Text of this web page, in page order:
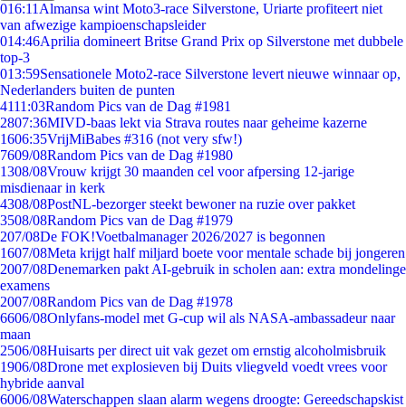
016:11 Almansa wint Moto3-race Silverstone, Uriarte profiteert niet
van afwezige kampioenschapsleider
014:46Aprilia domineert Britse Grand Prix op Silverstone met dubbele
top-3
013:59Sensationele Moto2-race Silverstone levert nieuwe winnaar op,
Nederlanders buiten de punten
4111:03Random Pics van de Dag #1981
2807:36MIVD-baas lekt via Strava routes naar geheime kazerne
1606:35VrijMiBabes #316 (not very sfw!)
7609/08Random Pics van de Dag #1980
1308/08Vrouw krijgt 30 maanden cel voor afpersing 12-jarige
misdienaar in kerk
4308/08PostNL-bezorger steekt bewoner na ruzie over pakket
3508/08Random Pics van de Dag #1979
207/08De FOK!Voetbalmanager 2026/2027 is begonnen
1607/08Meta krijgt half miljard boete voor mentale schade bij jongeren
2007/08Denemarken pakt AI-gebruik in scholen aan: extra mondelinge
examens
2007/08Random Pics van de Dag #1978
6606/08Onlyfans-model met G-cup wil als NASA-ambassadeur naar
maan
2506/08Huisarts per direct uit vak gezet om ernstig alcoholmisbruik
1906/08Drone met explosieven bij Duits vliegveld voedt vrees voor
hybride aanval
6006/08Waterschappen slaan alarm wegens droogte: Gereedschapskist